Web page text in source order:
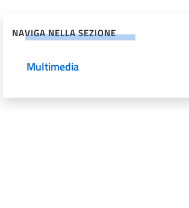
NAVIGA NELLA SEZIONE
Multimedia